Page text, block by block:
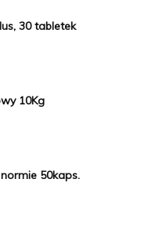
30 tabletek
10Kg
50kaps.